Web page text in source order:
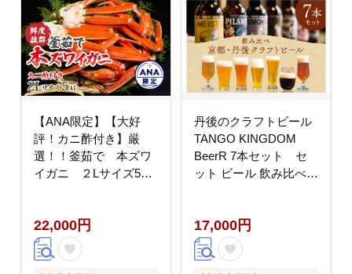
【ANA限定】【大好
評！カニ酢付き】厳
選！！釜茹で 本ズワ
イガニ ２Lサイズ5
22,000円
丹後のクラフトビール
TANGO KINGDOM
BeerR 7本セット セ
ット ビール 飲み比べ
ール ビール 人気
TO00130
17,000円